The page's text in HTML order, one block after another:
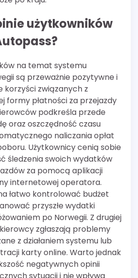
użytkowników
na temat systemu
są przeważnie pozytywne i
korzyści związanych z
formy płatności za przejazdy
podkreśla przede
oraz oszczędność czasu
naliczania opłat
Użytkownicy cenią sobie
śledzenia swoich wydatków
za pomocą aplikacji
internetowej operatora.
łatwo kontrolować budżet
przyszłe wydatki
po Norwegii. Z drugiej
zgłaszają problemy
z działaniem systemu lub
karty online. Warto jednak
negatywnych opinii